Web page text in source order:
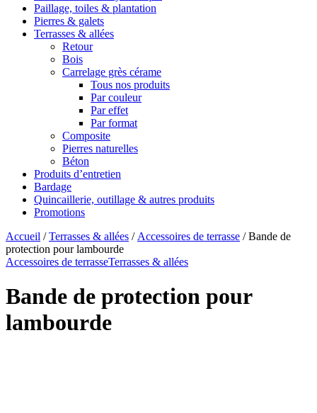
Paillage, toiles & plantation
Pierres & galets
Terrasses & allées
Retour
Bois
Carrelage grès cérame
Tous nos produits
Par couleur
Par effet
Par format
Composite
Pierres naturelles
Béton
Produits d’entretien
Bardage
Quincaillerie, outillage & autres produits
Promotions
Accueil /Terrasses & allées / Accessoires de terrasse / Bande de
protection pour lambourde
Accessoires de terrasseTerrasses & allées
Bande de protection pour
lambourde